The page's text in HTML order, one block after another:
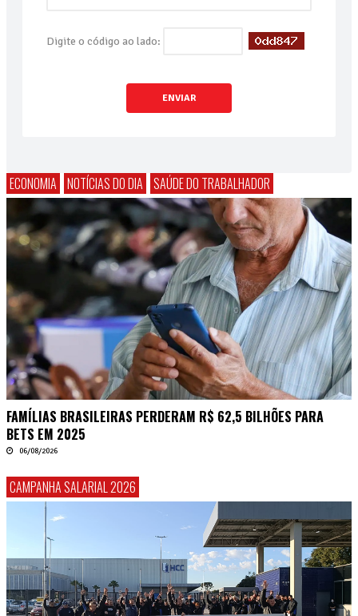
Digite o código ao lado:
ENVIAR
ECONOMIA NOTÍCIAS DO DIA SAÚDE DO TRABALHADOR
FAMÍLIAS BRASILEIRAS PERDERAM R$ 62,5 BILHÕES PARA
BETS EM 2025
06/08/2026
CAMPANHA SALARIAL 2026